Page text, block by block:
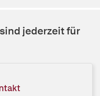
jederzeit für